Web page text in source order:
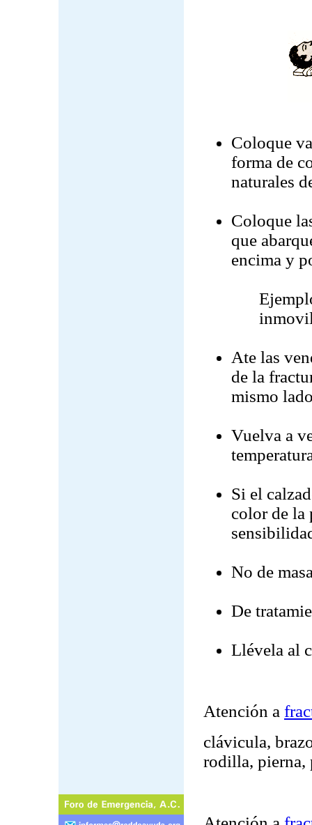
Coloque
forma de
naturales
Coloque
que
encima y
Ate las
de la
mismo
Vuelva a
Si el
color de la
No de
De
Llévela al
Atención a
clávicula,
rodilla, pierna,